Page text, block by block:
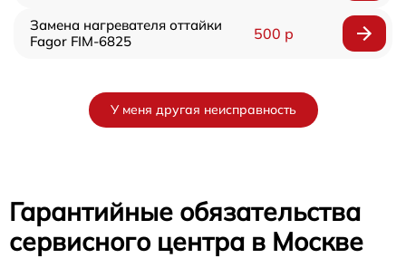
Замена нагревателя оттайки
Fagor FIM-6825
500 р
У меня другая неисправность
Гарантийные обязательства
сервисного центра в Москве